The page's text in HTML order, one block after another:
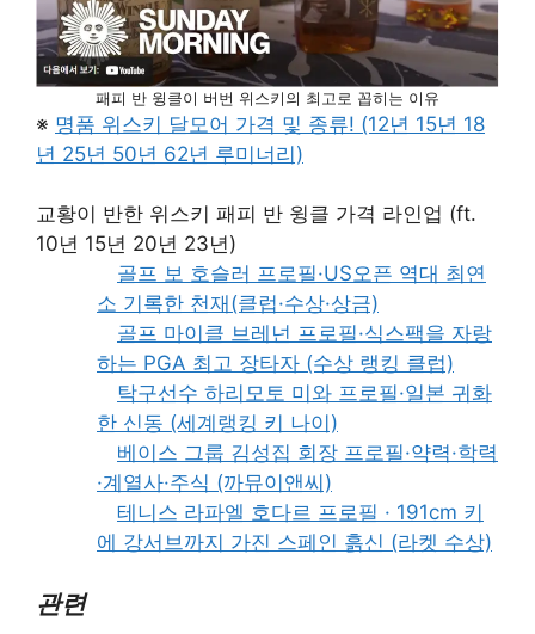
패피 반 윙클이 버번 위스키의 최고로 꼽히는 이유
※ 명품 위스키 달모어 가격 및 종류! (12년 15년 18
년 25년 50년 62년 루미너리)
교황이 반한 위스키 패피 반 윙클 가격 라인업 (ft.
10년 15년 20년 23년)
골프 보 호슬러 프로필·US오픈 역대 최연
소 기록한 천재(클럽·수상·상금)
골프 마이클 브레넌 프로필·식스팩을 자랑
하는 PGA 최고 장타자 (수상 랭킹 클럽)
탁구선수 하리모토 미와 프로필·일본 귀화
한 신동 (세계랭킹 키 나이)
베이스 그룹 김성집 회장 프로필·약력·학력
·계열사·주식 (까뮤이앤씨)
테니스 라파엘 호다르 프로필 · 191cm 키
에 강서브까지 가진 스페인 흙신 (라켓 수상)
관련